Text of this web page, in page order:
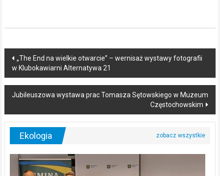
Post
navigation
„The End na wielkie otwarcie” – wernisaż wystawy fotografii
w Klubokawiarni Alternatywa 21
Jubileuszowa wystawa prac Tomasza Sętowskiego w Muzeum
Częstochowskim
Ekologia